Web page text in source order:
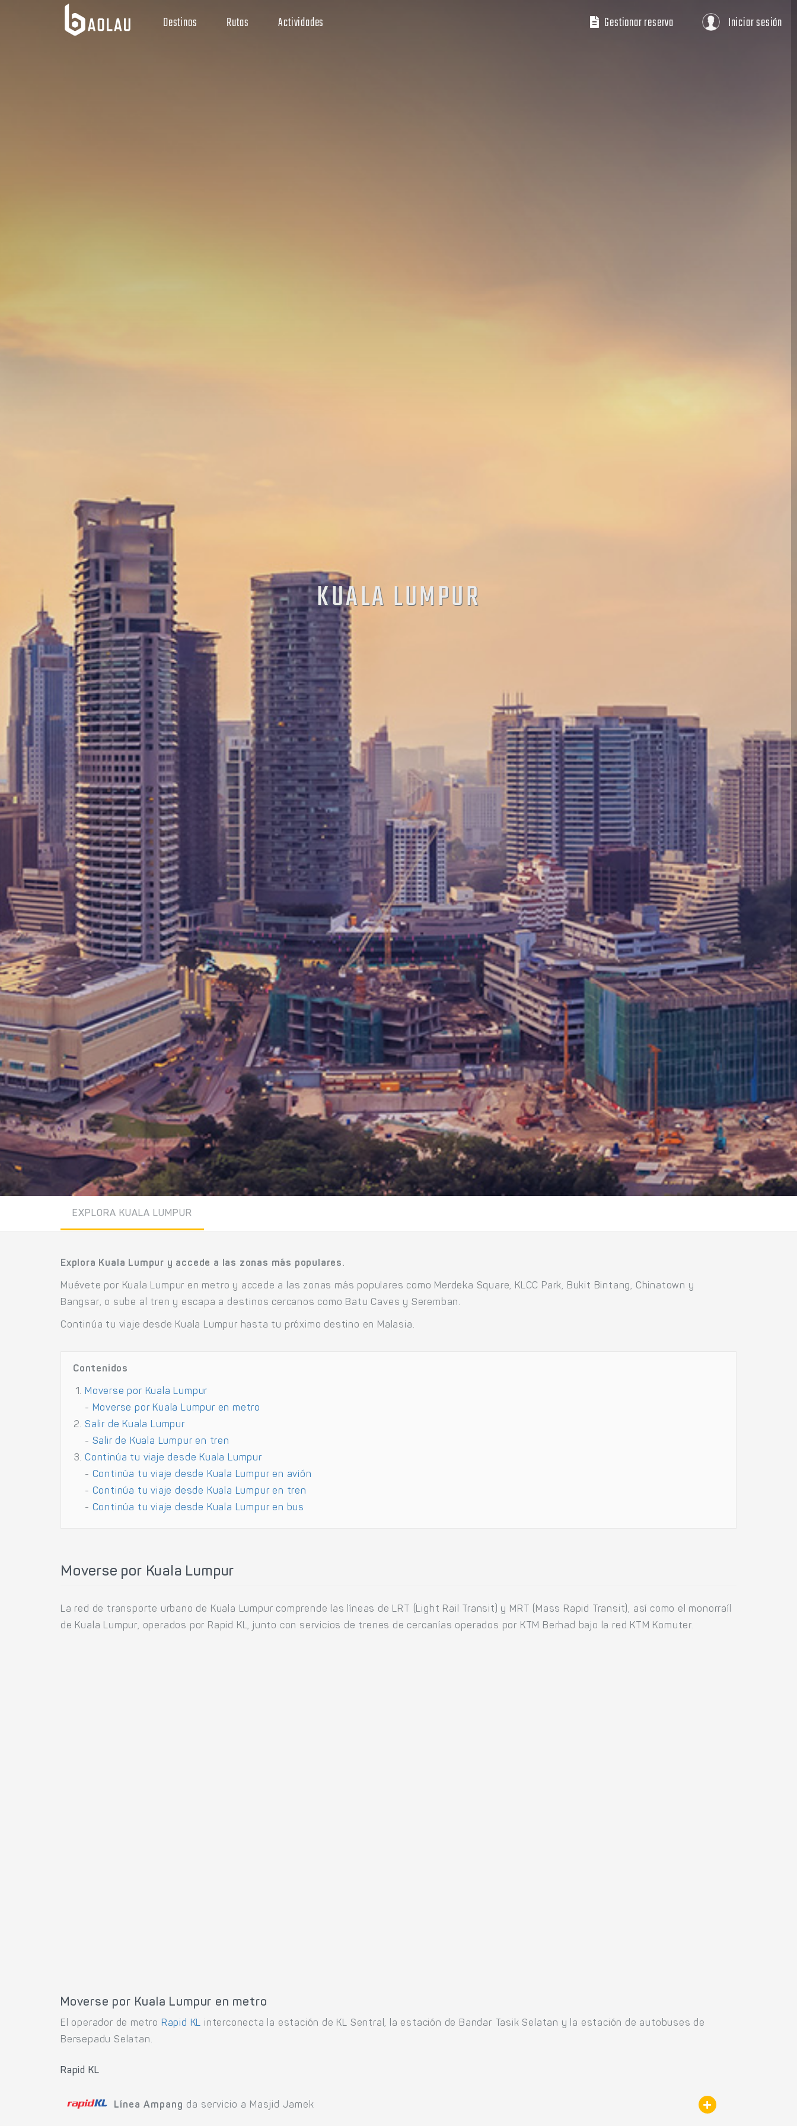
Destinos Rutas Actividades Iniciar sesión
Gestionar reserva
KUALA LUMPUR
EXPLORA KUALA LUMPUR
Explora Kuala Lumpur y accede a las zonas más populares.
Muévete por Kuala Lumpur en metro y accede a las zonas más populares como Merdeka Square, KLCC Park, Bukit Bintang, Chinatown y
Bangsar, o sube al tren y escapa a destinos cercanos como Batu Caves y Seremban.
Continúa tu viaje desde Kuala Lumpur hasta tu próximo destino en Malasia.
Contenidos
Moverse por Kuala Lumpur
- Moverse por Kuala Lumpur en metro
Salir de Kuala Lumpur
- Salir de Kuala Lumpur en tren
Continúa tu viaje desde Kuala Lumpur
- Continúa tu viaje desde Kuala Lumpur en avión
- Continúa tu viaje desde Kuala Lumpur en tren
- Continúa tu viaje desde Kuala Lumpur en bus
Moverse por Kuala Lumpur
La red de transporte urbano de Kuala Lumpur comprende las líneas de LRT (Light Rail Transit) y MRT (Mass Rapid Transit), así como el monorraíl
de Kuala Lumpur, operados por Rapid KL, junto con servicios de trenes de cercanías operados por KTM Berhad bajo la red KTM Komuter.
Moverse por Kuala Lumpur en metro
El operador de metro Rapid KL interconecta la estación de KL Sentral, la estación de Bandar Tasik Selatan y la estación de autobuses de
Bersepadu Selatan.
Rapid KL
Línea Ampang da servicio a Masjid Jamek